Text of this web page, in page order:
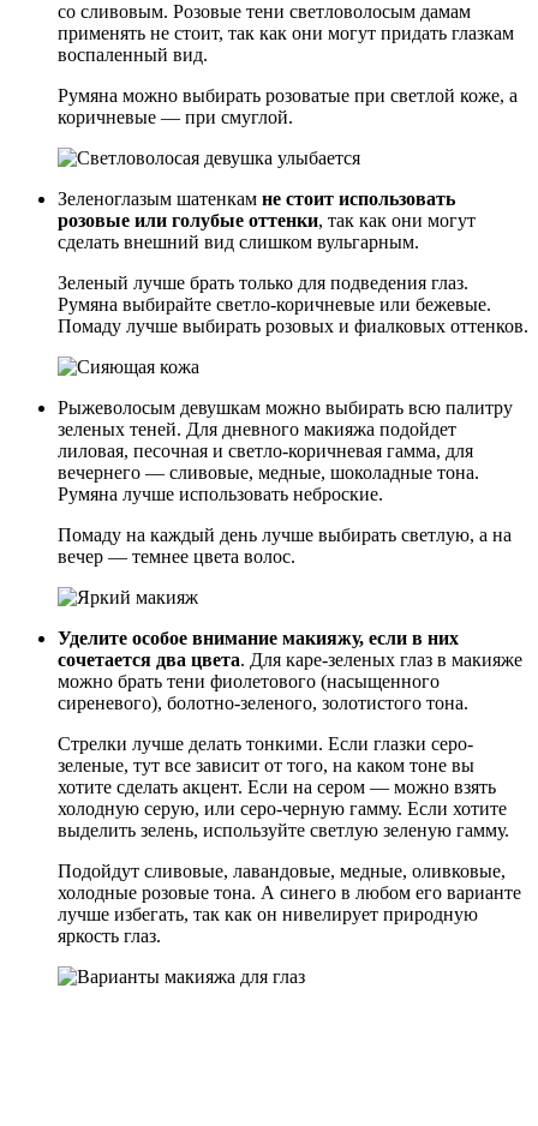
со сливовым. Розовые тени светловолосым дамам
применять не стоит, так как они могут придать глазкам
воспаленный вид.
Румяна можно выбирать розоватые при светлой коже, а
коричневые — при смуглой.
Зеленоглазым шатенкам не стоит использовать
розовые или голубые оттенки, так как они могут
сделать внешний вид слишком вульгарным.
Зеленый лучше брать только для подведения глаз.
Румяна выбирайте светло-коричневые или бежевые.
Помаду лучше выбирать розовых и фиалковых оттенков.
Рыжеволосым девушкам можно выбирать всю палитру
зеленых теней. Для дневного макияжа подойдет
лиловая, песочная и светло-коричневая гамма, для
вечернего — сливовые, медные, шоколадные тона.
Румяна лучше использовать неброские.
Помаду на каждый день лучше выбирать светлую, а на
вечер — темнее цвета волос.
Уделите особое внимание макияжу, если в них
сочетается два цвета. Для каре-зеленых глаз в макияже
можно брать тени фиолетового (насыщенного
сиреневого), болотно-зеленого, золотистого тона.
Стрелки лучше делать тонкими. Если глазки серо-
зеленые, тут все зависит от того, на каком тоне вы
хотите сделать акцент. Если на сером — можно взять
холодную серую, или серо-черную гамму. Если хотите
выделить зелень, используйте светлую зеленую гамму.
Подойдут сливовые, лавандовые, медные, оливковые,
холодные розовые тона. А синего в любом его варианте
лучше избегать, так как он нивелирует природную
яркость глаз.